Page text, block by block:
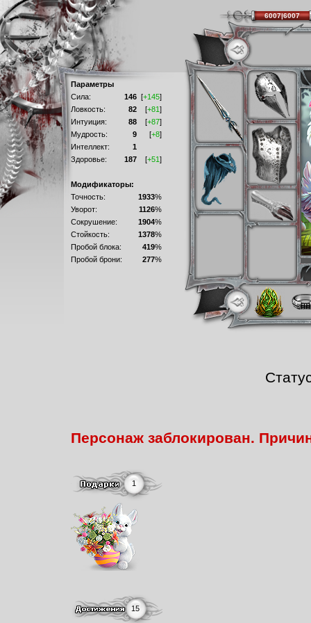
Параметры
Сила:
146 [+145]
Ловкость:
82 [+81]
Интуиция:
88 [+87]
Мудрость:
9 [+8]
Интеллект:
1
Здоровье:
187 [+51]
Модификаторы:
Точность:
1933%
Уворот:
1126%
Сокрушение:
1904%
Стойкость:
1378%
Пробой блока:
419%
Пробой брони:
277%
Персонаж заблокирован.
1
15
6007|6007